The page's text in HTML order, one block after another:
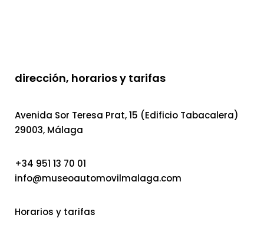
dirección, horarios y tarifas
Avenida Sor Teresa Prat, 15 (Edificio Tabacalera)
29003, Málaga
+34 951 13 70 01
info@museoautomovilmalaga.com
Horarios y tarifas